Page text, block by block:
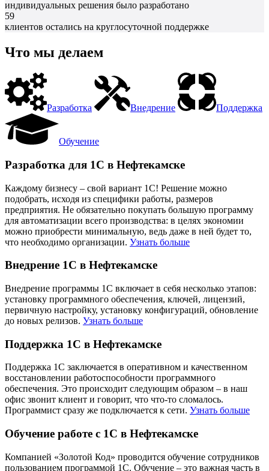
индивидуальных решения было разработано
59
клиентов остались на круглосуточной поддержке
Что мы делаем
Разработка Внедрение Поддержка
Обучение
Разработка для 1С в Нефтекамске
Каждому бизнесу – свой вариант 1С! Решение можно
подобрать, исходя из специфики работы, размеров
предприятия. Не обязательно покупать большую программу
для автоматизации всего производства: в целях экономии
можно приобрести минимальную, ведь даже в ней будет то,
что необходимо организации. Узнать больше
Внедрение 1С в Нефтекамске
Внедрение программы 1С включает в себя несколько этапов:
установку программного обеспечения, ключей, лицензий,
первичную настройку, установку конфигураций, обновление
до новых релизов. Узнать больше
Поддержка 1С в Нефтекамске
Поддержка 1С заключается в оперативном и качественном
восстановлении работоспособности программного
обеспечения. Это происходит следующим образом – в наш
офис звонит клиент и говорит, что что-то сломалось.
Программист сразу же подключается к сети. Узнать больше
Обучение работе с 1С в Нефтекамске
Компанией «Золотой Код» проводится обучение сотрудников
пользованием программой 1С. Обучение – это важная часть в